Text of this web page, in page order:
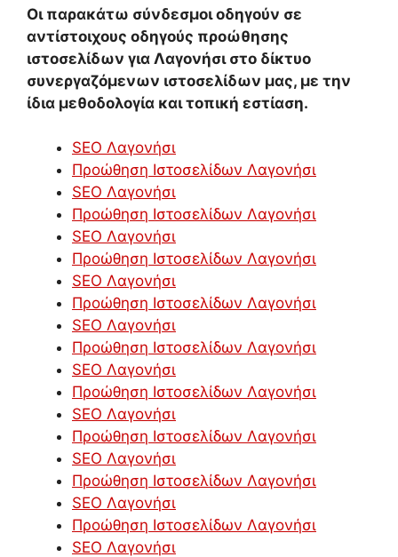
Οι παρακάτω σύνδεσμοι οδηγούν σε
αντίστοιχους οδηγούς προώθησης
ιστοσελίδων για Λαγονήσι στο δίκτυο
συνεργαζόμενων ιστοσελίδων μας, με την
ίδια μεθοδολογία και τοπική εστίαση.
SEO Λαγονήσι
Προώθηση Ιστοσελίδων Λαγονήσι
SEO Λαγονήσι
Προώθηση Ιστοσελίδων Λαγονήσι
SEO Λαγονήσι
Προώθηση Ιστοσελίδων Λαγονήσι
SEO Λαγονήσι
Προώθηση Ιστοσελίδων Λαγονήσι
SEO Λαγονήσι
Προώθηση Ιστοσελίδων Λαγονήσι
SEO Λαγονήσι
Προώθηση Ιστοσελίδων Λαγονήσι
SEO Λαγονήσι
Προώθηση Ιστοσελίδων Λαγονήσι
SEO Λαγονήσι
Προώθηση Ιστοσελίδων Λαγονήσι
SEO Λαγονήσι
Προώθηση Ιστοσελίδων Λαγονήσι
SEO Λαγονήσι